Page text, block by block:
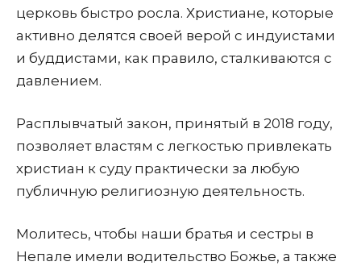
церковь быстро росла. Христиане, которые
активно делятся своей верой с индуистами
и буддистами, как правило, сталкиваются с
давлением.
Расплывчатый закон, принятый в 2018 году,
позволяет властям с легкостью привлекать
христиан к суду практически за любую
публичную религиозную деятельность.
Молитесь, чтобы наши братья и сестры в
Непале имели водительство Божье, а также